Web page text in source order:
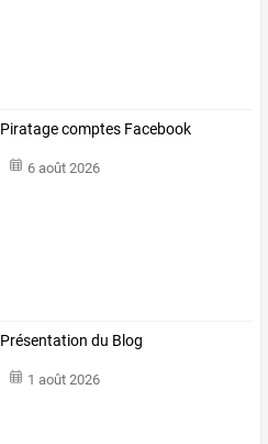
Piratage comptes Facebook
6 août 2026
Présentation du Blog
1 août 2026